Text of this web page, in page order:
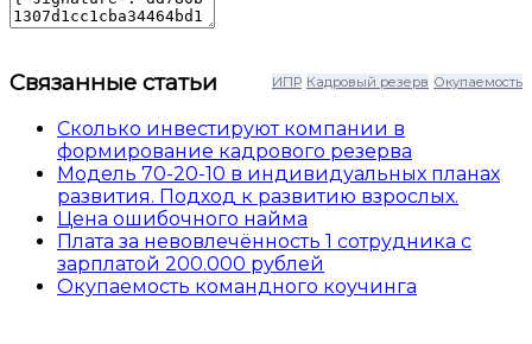
ИПР Кадровый резерв Окупаемость
Связанные статьи
Сколько инвестируют компании в
формирование кадрового резерва
Модель 70-20-10 в индивидуальных планах
развития. Подход к развитию взрослых.
Цена ошибочного найма
Плата за невовлечённость 1 сотрудника с
зарплатой 200.000 рублей
Окупаемость командного коучинга